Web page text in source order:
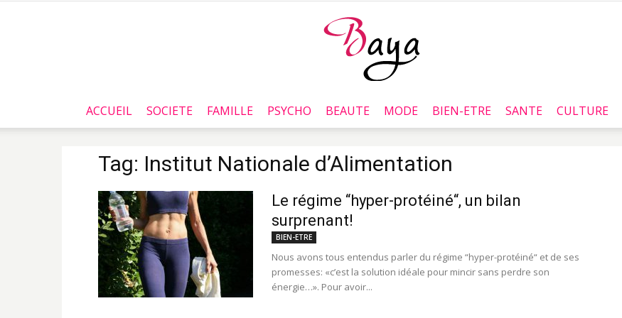
Baya.tn
ACCUEIL SOCIETE FAMILLE PSYCHO BEAUTE MODE BIEN-ETRE SANTE CULTURE
Tag: Institut Nationale d’Alimentation
Le régime “hyper-protéiné“, un bilan
surprenant!
BIEN-ETRE
Nous avons tous entendus parler du régime “hyper-protéiné“ et de ses
promesses: «c’est la solution idéale pour mincir sans perdre son
énergie…». Pour avoir...